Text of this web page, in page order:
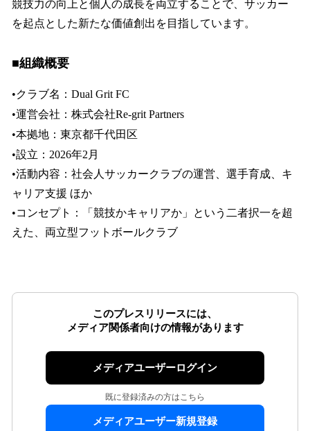
競技力の向上と個人の成長を両立することで、サッカー
を起点とした新たな価値創出を目指しています。
■組織概要
•クラブ名：Dual Grit FC
•運営会社：株式会社Re-grit Partners
•本拠地：東京都千代田区
•設立：2026年2月
•活動内容：社会人サッカークラブの運営、選手育成、キ
ャリア支援 ほか
•コンセプト：「競技かキャリアか」という二者択一を超
えた、両立型フットボールクラブ
このプレスリリースには、
メディア関係者向けの情報があります
メディアユーザーログイン
既に登録済みの方はこちら
メディアユーザー新規登録